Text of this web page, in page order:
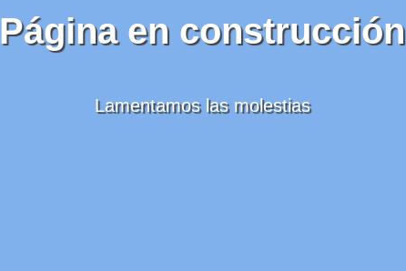
Página en construcción
Lamentamos las molestias